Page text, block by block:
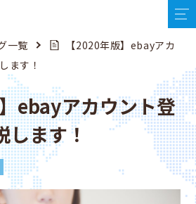
一覧
【2020年版】ebayアカ
ます！
ebayアカウント登
ます！